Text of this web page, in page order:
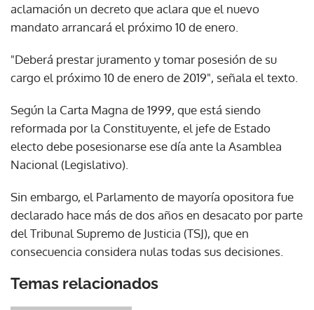
aclamación un decreto que aclara que el nuevo
mandato arrancará el próximo 10 de enero.
"Deberá prestar juramento y tomar posesión de su
cargo el próximo 10 de enero de 2019", señala el texto.
Según la Carta Magna de 1999, que está siendo
reformada por la Constituyente, el jefe de Estado
electo debe posesionarse ese día ante la Asamblea
Nacional (Legislativo).
Sin embargo, el Parlamento de mayoría opositora fue
declarado hace más de dos años en desacato por parte
del Tribunal Supremo de Justicia (TSJ), que en
consecuencia considera nulas todas sus decisiones.
Temas relacionados